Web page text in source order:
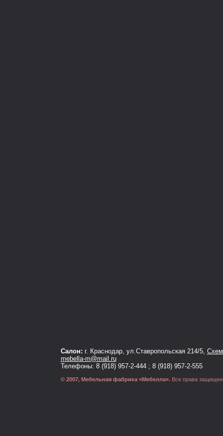
Салон: г. Краснодар, ул.Ставропольская 214/5,
mebella-m@mail.ru
Телефоны: 8 (918) 957-2-444 ; 8 (918) 957-2-555
© 2007, Мебельная фабрика «Мебелла».Все права